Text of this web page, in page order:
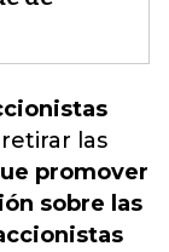
las
promover
sobre las